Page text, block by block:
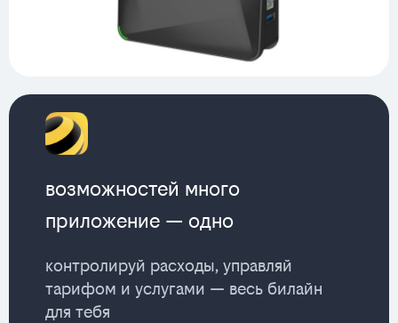
возможностей много
приложение — одно
контролируй расходы, управляй
тарифом и услугами — весь билайн
для тебя